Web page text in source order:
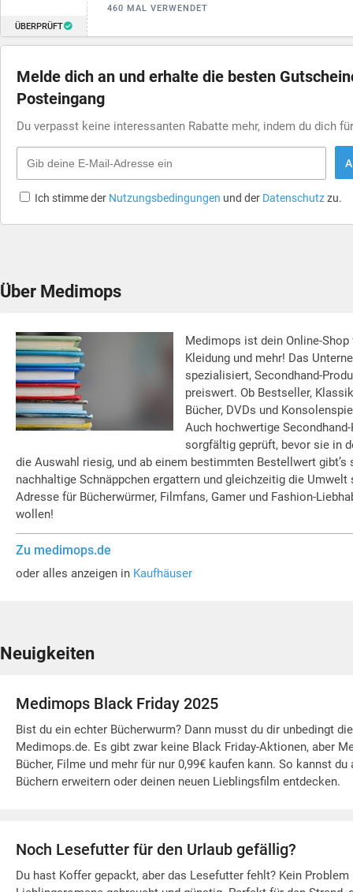
ÜBERPRÜFT
460 MAL VERWENDET
Melde dich an und erhalte die besten
Posteingang
Du verpasst keine interessanten Rabatte mehr, indem du dich
Ich stimme der Nutzungsbedingungen und der Datenschutzzu.
Über Medimops
Medimops ist dein Online-
Kleidung und mehr! Das
spezialisiert, Secondhand-
preiswert. Ob Bestseller,
Bücher, DVDs und
Auch hochwertige
sorgfältig geprüft, bevor sie in
die Auswahl riesig, und ab einem bestimmten Bestellwert
nachhaltige Schnäppchen ergattern und gleichzeitig die
Adresse für Bücherwürmer, Filmfans, Gamer und Fashion-
wollen!
Zu medimops.de
oder alles anzeigen in Kaufhäuser
Neuigkeiten
Medimops Black Friday 2025
Bist du ein echter Bücherwurm? Dann musst du dir unbedingt
Medimops.de. Es gibt zwar keine Black Friday-Aktionen, aber
Bücher, Filme und mehr für nur 0,99€ kaufen kann. So kannst
Büchern erweitern oder deinen neuen Lieblingsfilm entdecken.
Noch Lesefutter für den Urlaub gefällig?
Du hast Koffer gepackt, aber das Lesefutter fehlt? Kein